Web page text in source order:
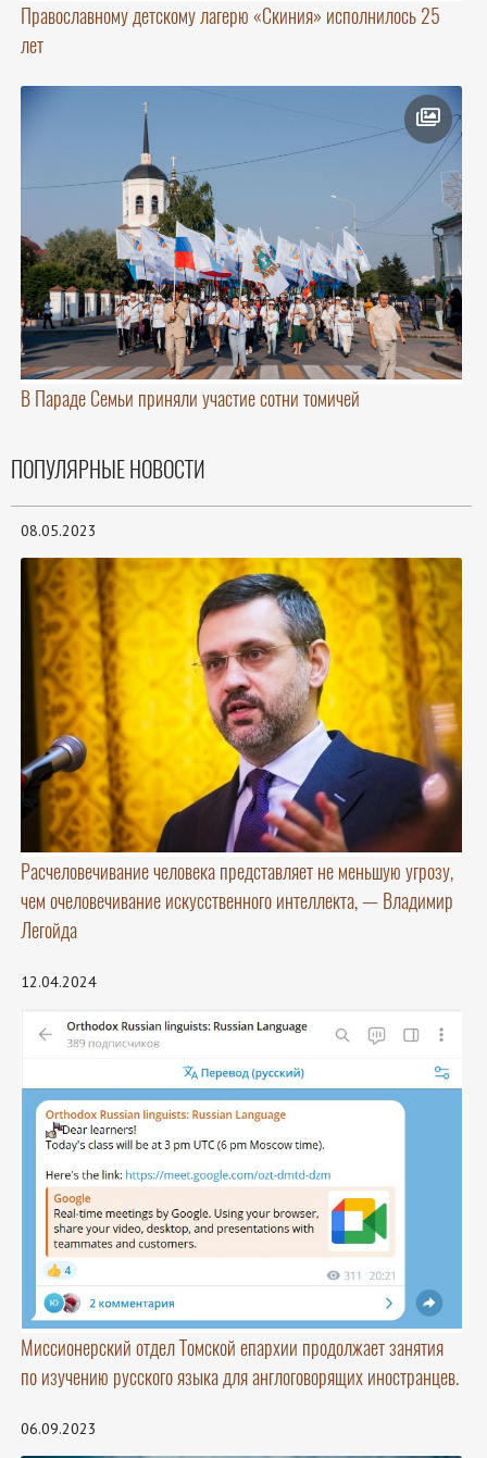
Православному детскому лагерю «Скиния» исполнилось 25
лет
В Параде Семьи приняли участие сотни томичей
ПОПУЛЯРНЫЕ НОВОСТИ
08.05.2023
Расчеловечивание человека представляет не меньшую угрозу,
чем очеловечивание искусственного интеллекта, — Владимир
Легойда
12.04.2024
Миссионерский отдел Томской епархии продолжает занятия
по изучению русского языка для англоговорящих иностранцев.
06.09.2023